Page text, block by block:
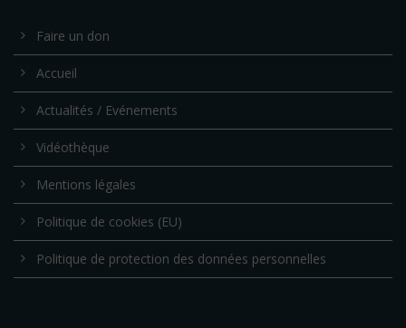
Faire un don
Accueil
Actualités / Evénements
Vidéothèque
Mentions légales
Politique de cookies (EU)
Politique de protection des données personnelles